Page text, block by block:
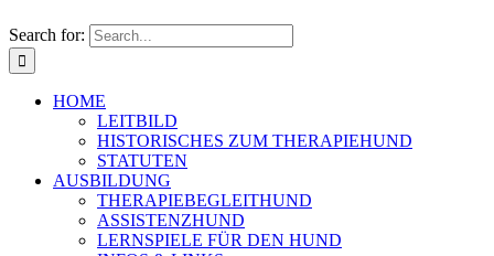
Search for:
HOME
LEITBILD
HISTORISCHES ZUM THERAPIEHUND
STATUTEN
AUSBILDUNG
THERAPIEBEGLEITHUND
ASSISTENZHUND
LERNSPIELE FÜR DEN HUND